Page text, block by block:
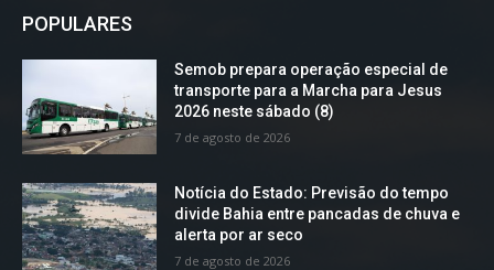
POPULARES
Semob prepara operação especial de
transporte para a Marcha para Jesus
2026 neste sábado (8)
7 de agosto de 2026
Notícia do Estado: Previsão do tempo
divide Bahia entre pancadas de chuva e
alerta por ar seco
7 de agosto de 2026